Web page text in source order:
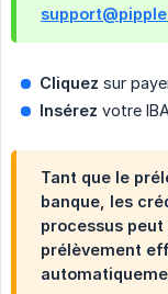
Cliquez sur
Insérez votre
Tant que le
banque, les
processus
prélèvement